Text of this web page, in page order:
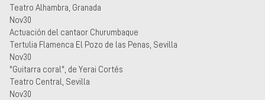
Teatro Alhambra, Granada
Nov30
Actuación del cantaor Churumbaque
Tertulia Flamenca El Pozo de las Penas, Sevilla
Nov30
"Guitarra coral", de Yerai Cortés
Teatro Central, Sevilla
Nov30